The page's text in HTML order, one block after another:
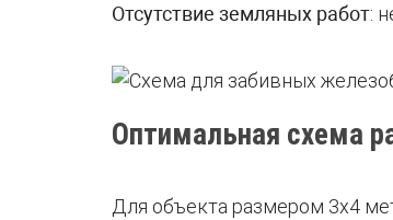
Отсутствие земляных работ:
Оптимальная схема
Для объекта размером 3х4